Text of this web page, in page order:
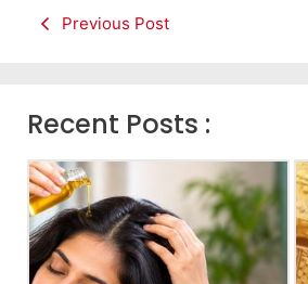
Previous Post
Recent Posts :